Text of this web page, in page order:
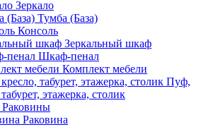
Зеркало
Тумба (База)
Консоль
Зеркальный шкаф
Шкаф-пенал
Комплект мебели
Пуф,
этажерка, столик
Раковины
Раковина